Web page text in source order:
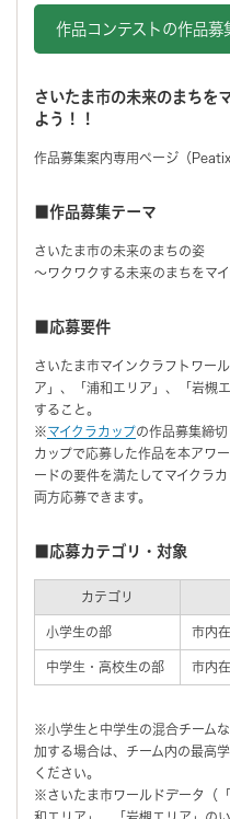
作品コンテストの作品募
さいたま市の未来のまちを
よう！！
作品募集案内専用ページ（
■作品募集テーマ
さいたま市の未来のまちの姿
～ワクワクする未来のまちをマ
■応募要件
さいたま市マインクラフトワー
ア」、「浦和エリア」、「岩槻
すること。
※マイクラカップの作品募集締
カップで応募した作品を本アワ
ードの要件を満たしてマイクラ
両方応募できます。
■応募カテゴリ・対象
カテゴリ
小学生の部 市内
中学生・高校生の部 市内
※小学生と中学生の混合チーム
加する場合は、チーム内の最高
ください。
※さいたま市ワールドデータ（